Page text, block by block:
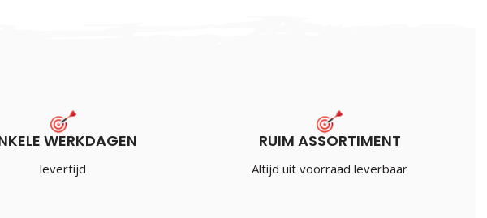
WERKDAGEN
levertijd
RUIM ASSORTIMENT
Altijd uit voorraad leverbaar